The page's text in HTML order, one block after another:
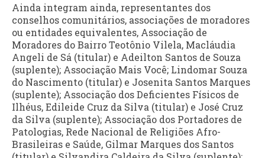
Ainda integram ainda, representantes dos
conselhos comunitários, associações de moradores
ou entidades equivalentes, Associação de
Moradores do Bairro Teotônio Vilela, Macláudia
Angeli de Sá (titular) e Adeilton Santos de Souza
(suplente); Associação Mais Você; Lindomar Souza
do Nascimento (titular) e Josenita Santos Marques
(suplente); Associação dos Deficientes Físicos de
Ilhéus, Edileide Cruz da Silva (titular) e José Cruz
da Silva (suplente); Associação dos Portadores de
Patologias, Rede Nacional de Religiões Afro-
Brasileiras e Saúde, Gilmar Marques dos Santos